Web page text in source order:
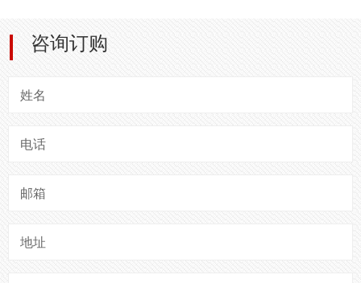
咨询订购
姓名
电话
邮箱
地址